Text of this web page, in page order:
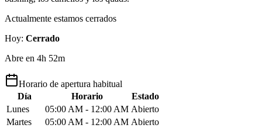
Actualmente estamos cerrados
Hoy: Cerrado
Abre en 4h 52m
Horario de apertura habitual
Día
Horario
Estado
Lunes
05:00 AM - 12:00 AM Abierto
Martes
05:00 AM - 12:00 AM Abierto